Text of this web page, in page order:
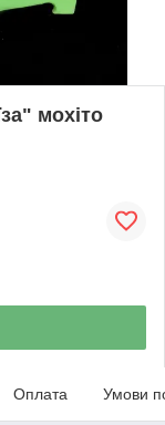
мохіто
Оплата Умови